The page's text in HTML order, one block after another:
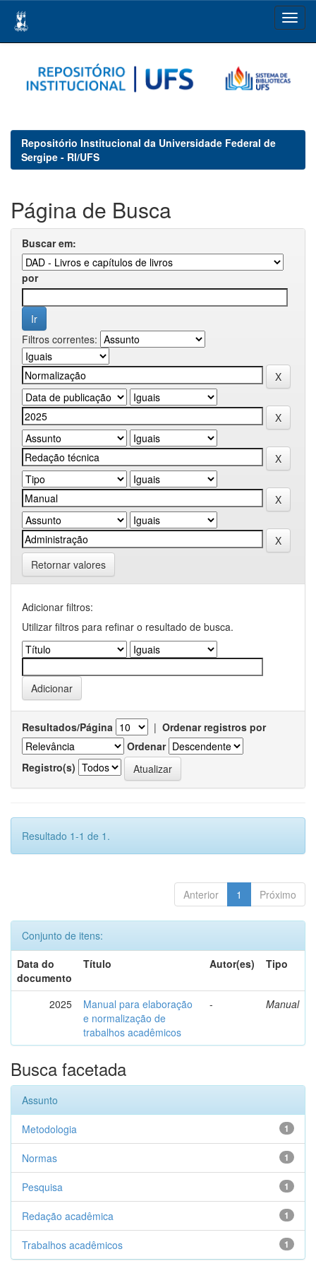
navigation
Repositório Institucional da Universidade Federal de
Sergipe - RI/UFS
Página de Busca
Buscar em:
por
Filtros correntes:
Retornar valores
Adicionar filtros:
Utilizar filtros para refinar o resultado de busca.
Resultados/Página | Ordenar registros por
Ordenar
Registro(s)
Resultado 1-1 de 1.
Anterior 1 Próximo
Conjunto de itens:
Data do
documento
Título Autor(es) Tipo
2025
Manual para elaboração
e normalização de
trabalhos acadêmicos
- Manual
Busca facetada
Assunto
1
Metodologia
1
Normas
1
Pesquisa
1
Redação acadêmica
1
Trabalhos acadêmicos